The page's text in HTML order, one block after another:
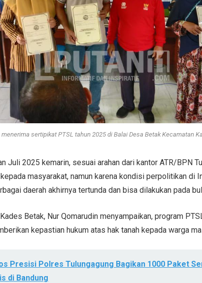
menerima sertipikat PTSL tahun 2025 di Balai Desa Betak Kecamatan
Juli 2025 kemarin, sesuai arahan dari kantor ATR/BPN
masyarakat, namun karena kondisi perpolitikan di
daerah akhirnya tertunda dan bisa dilakukan pada
Betak, Nur Qomarudin menyampaikan, program
kepastian hukum atas hak tanah kepada warga
Presisi Polres Tulungagung Bagikan 1000 Paket
di Bandung